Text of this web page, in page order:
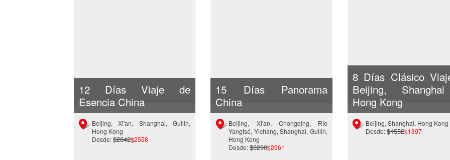
12 Días Viaje de
Esencia China
Beijing, Xi'an, Shanghai, Guilin,
Hong Kong
Desde:$2842$2558
15 Días Panorama
China
Beijing, Xi'an, Chongqing, Río
Yangtsé, Yichang, Shanghai, Guilin,
Hong Kong
Desde: $3290$2961
8 Días Clásico
Beijing,
Hong Kong
Beijing, Shanghai, Hong Kong
Desde:$1552$1397